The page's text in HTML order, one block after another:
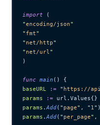
import (
"encoding/json"
" fmt"
" net/http"
" net/url "
)
func main () {
baseURL
:= " https://
params := url.Values{}
params . Add( " page" , " 1 " )
params . Add( " per_page" ,